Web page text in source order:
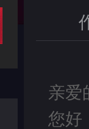
亲爱
您好